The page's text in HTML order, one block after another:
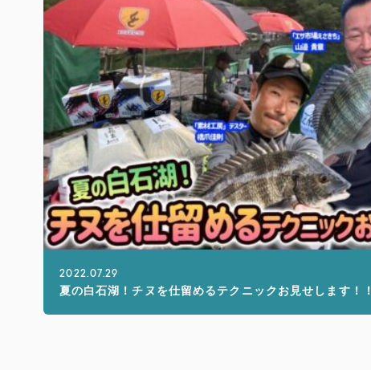
2022.07.29
夏の白石湖！チヌを仕留めるテクニックお見せします！！